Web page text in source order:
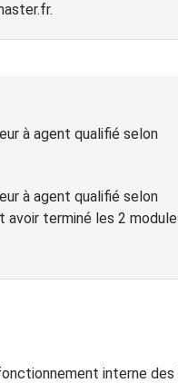
à agent qualifié selon
à agent qualifié selon
avoir terminé les 2
interne